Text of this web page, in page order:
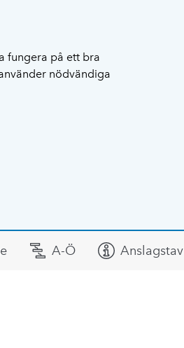
fungera på ett bra
nödvändiga
A-Ö